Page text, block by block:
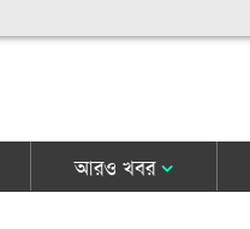
আরও খবর